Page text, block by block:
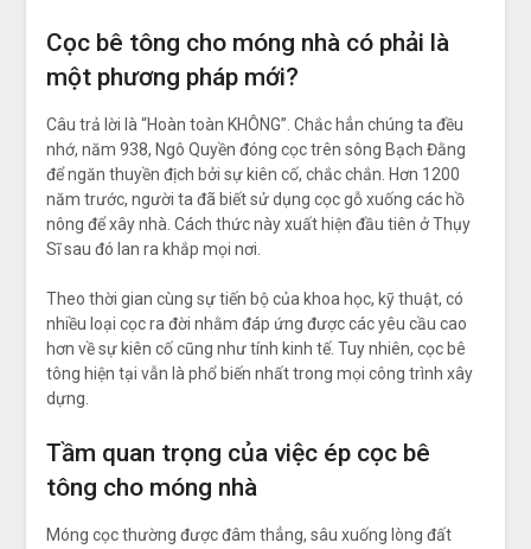
Cọc bê tông cho móng nhà có phải là
một phương pháp mới?
Câu trả lời là “Hoàn toàn KHÔNG”. Chắc hẳn chúng ta đều
nhớ, năm 938, Ngô Quyền đóng cọc trên sông Bạch Đằng
để ngăn thuyền địch bởi sự kiên cố, chắc chắn. Hơn 1200
năm trước, người ta đã biết sử dụng cọc gỗ xuống các hồ
nông để xây nhà. Cách thức này xuất hiện đầu tiên ở Thụy
Sĩ sau đó lan ra khắp mọi nơi.
Theo thời gian cùng sự tiến bộ của khoa học, kỹ thuật, có
nhiều loại cọc ra đời nhằm đáp ứng được các yêu cầu cao
hơn về sự kiên cố cũng như tính kinh tế. Tuy nhiên, cọc bê
tông hiện tại vẫn là phổ biến nhất trong mọi công trình xây
dựng.
Tầm quan trọng của việc ép cọc bê
tông cho móng nhà
Móng cọc thường được đâm thẳng, sâu xuống lòng đất